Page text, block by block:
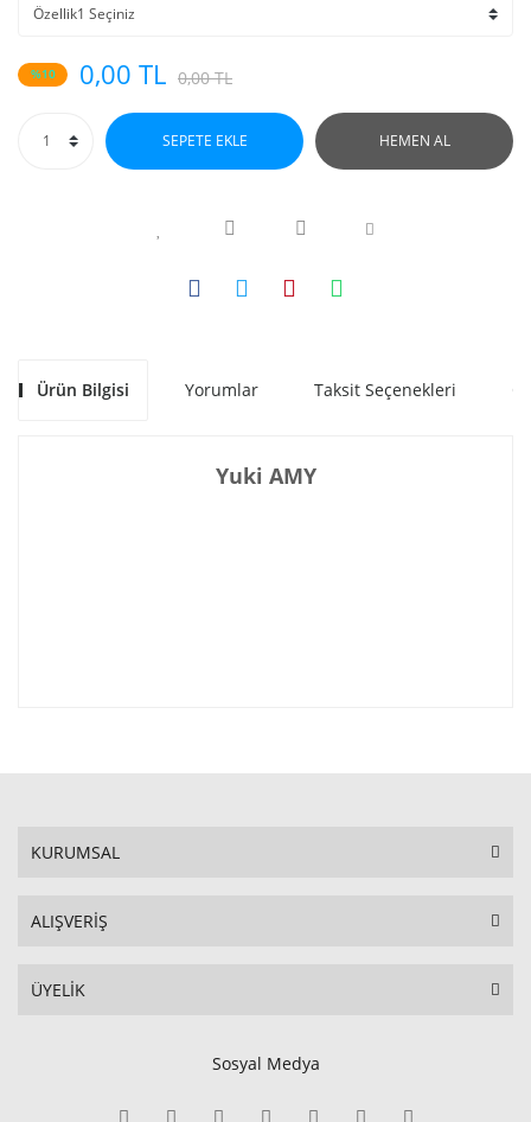
%10 0,00 TL 0,00 TL
SEPETE EKLE HEMEN AL
Ürün Bilgisi Yorumlar Taksit Seçenekleri
Yuki AMY
KURUMSAL
ALIŞVERİŞ
ÜYELİK
Sosyal Medya